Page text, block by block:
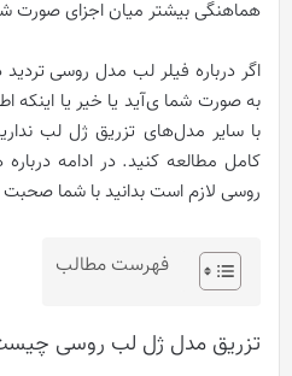
هماهنگی بیشتر میان اجزای صورت
اگر درباره فیلر لب مدل روسی تردید
به صورت شما ی‌آید یا خیر یا اینکه
با سایر مدل‌های تزریق ژل لب
کامل مطالعه کنید.در ادامه
روسی لازم است بدانید با شما
فهرست مطالب
تزریق مدل ژل لب روسی